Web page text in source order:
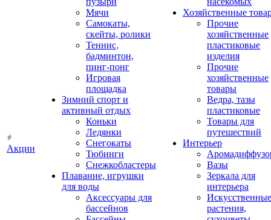
Акции
Мячи
Самокаты,
скейты, ролики
Теннис,
бадминтон,
пинг-понг
Игровая
площадка
Зимний спорт и
активный отдых
Коньки
Ледянки
Снегокаты
Тюбинги
Снежкобластеры
Плавание, игрушки
для воды
Аксессуары для
бассейнов
Хозяйственные
Прочие
хозяйственные
пластиковые
изделия
Прочие
хозяйственные
товары
Ведра, тазы
пластиковые
Товары для
путешествий
Интерьер
Вазы
Зеркала для
интерьера
Искусственные
растения,